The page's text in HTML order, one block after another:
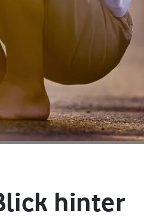
hinter